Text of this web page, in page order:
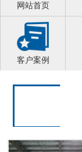
网站首页
客户案例